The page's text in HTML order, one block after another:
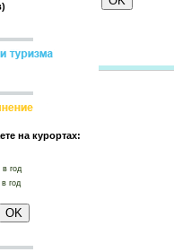
на курортах:
год
год